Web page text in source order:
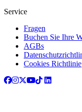
Service
Fragen
Buchen Sie Ihre
AGBs
Cookies Richtlinie